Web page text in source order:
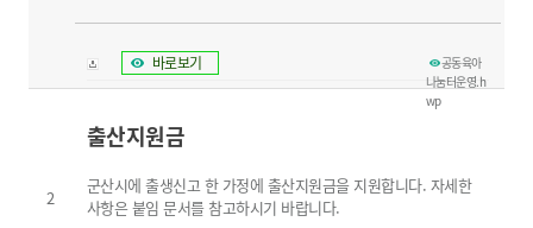
공동육아
나눔터운영.h
wp
바로보기
2
출산지원금
군산시에 출생신고 한 가정에 출산지원금을 지원합니다. 자세한
사항은 붙임 문서를 참고하시기 바랍니다.